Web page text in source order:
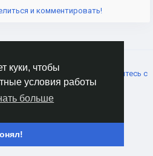
куки, чтобы
условия работы
больше
и комментировать!
сеть!
Конфиденциальность
Свяжитесь с